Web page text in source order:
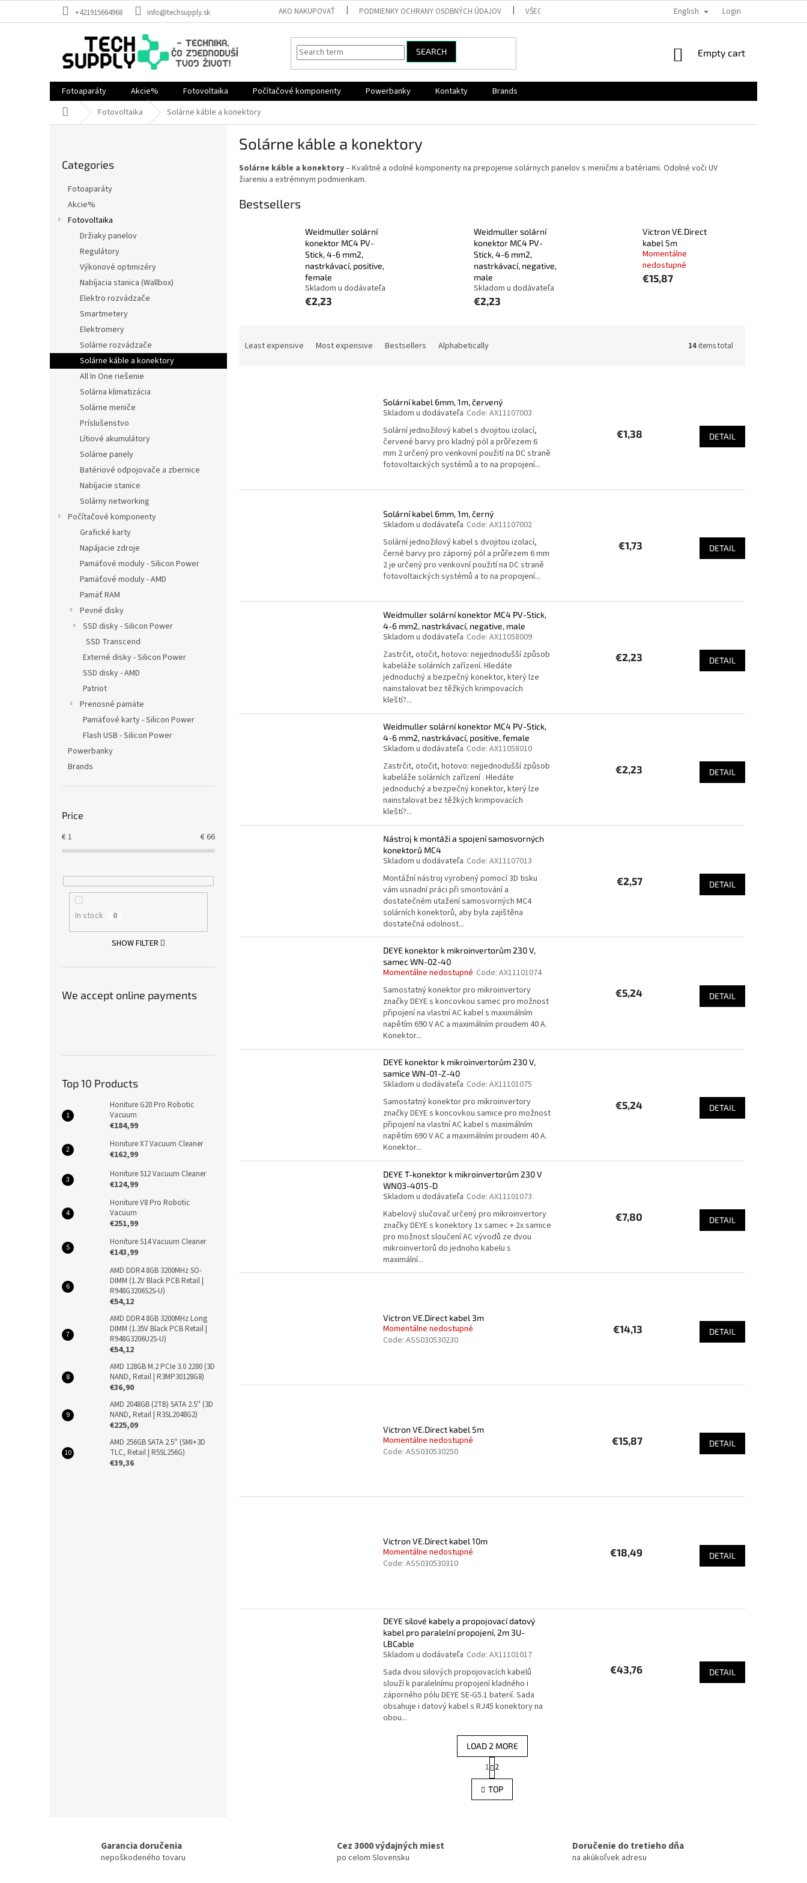
+421915664968 info@techsupply.sk AKO NAKUPOVAŤ PODMIENKY OCHRANY OSOBNÝCH ÚDAJOV VŠEOBECNÉ OBCHODNÉ PODMIENKY PRE E-SHOPY FORMULÁRE NA
English Login
SEARCH
SHOPPING
Empty cart
Fotoaparáty Akcie% Fotovoltaika Počítačové komponenty Powerbanky Kontakty
Brands
Home Fotovoltaika Solárne káble a konektory
categories
Categories
Fotoaparáty
Akcie%
Fotovoltaika
Držiaky panelov
Regulátory
Výkonové optimizéry
Nabíjacia stanica (Wallbox)
Elektro rozvádzače
Smartmetery
Elektromery
Solárne rozvádzače
Solárne káble a konektory
All In One riešenie
Solárna klimatizácia
Solárne meniče
Príslušenstvo
Lítiové akumulátory
Solárne panely
Batériové odpojovače a zbernice
Nabíjacie stanice
Solárny networking
Počítačové komponenty
Grafické karty
Napájacie zdroje
Pamäťové moduly - Silicon Power
Pamäťové moduly - AMD
Pamäť RAM
Pevné disky
SSD disky - Silicon Power
SSD Transcend
Externé disky - Silicon Power
SSD disky - AMD
Patriot
Prenosné pamäte
Pamäťové karty - Silicon Power
Flash USB - Silicon Power
Powerbanky
Brands
Price
€1 €66
In stock 0
SHOW FILTER
We accept online payments
Top 10 Products
Honiture G20 Pro Robotic
Vacuum
€184,99
Honiture X7 Vacuum Cleaner
€162,99
Honiture S12 Vacuum Cleaner
€124,99
Honiture V8 Pro Robotic
Vacuum
€251,99
Honiture S14 Vacuum Cleaner
€143,99
AMD DDR4 8GB 3200MHz SO-
DIMM (1.2V Black PCB Retail |
R948G3206S2S-U)
€54,12
AMD DDR4 8GB 3200MHz Long
DIMM (1.35V Black PCB Retail |
R948G3206U2S-U)
€54,12
AMD 128GB M.2 PCIe 3.0 2280 (3D
NAND, Retail | R3MP30128G8)
€36,90
AMD 2048GB (2TB) SATA 2.5'' (3D
NAND, Retail | R3SL2048G2)
€225,09
AMD 256GB SATA 2.5'' (SMI+3D
TLC, Retail | R5SL256G)
€39,36
Solárne káble a konektory
Solárne káble a konektory– Kvalitné a odolné komponenty na prepojenie solárnych panelov s meničmi a batériami. Odolné voči UV
žiareniu a extrémnym podmienkam.
Bestsellers
Weidmuller solární
konektor MC4 PV-
Stick, 4-6 mm2,
nastrkávací, positive,
female
Skladom u dodávateľa
€2,23
Weidmuller solární
konektor MC4 PV-
Stick, 4-6 mm2,
nastrkávací, negative,
male
Skladom u dodávateľa
€2,23
Victron VE.Direct
kabel 5m
Momentálne
nedostupné
€15,87
n
Least expensive Most expensive Bestsellers Alphabetically 14items total
o
Solární kabel 6mm, 1m, červený
Skladom u dodávateľa Code: AX11107003
Solární jednožilový kabel s dvojitou izolací,
červené barvy pro kladný pól a průřezem 6
mm 2 určený pro venkovní použití na DC straně
fotovoltaických systémů a to na propojení...
€1,38 DETAIL
Solární kabel 6mm, 1m, černý
Skladom u dodávateľa Code: AX11107002
Solární jednožilový kabel s dvojitou izolací,
černé barvy pro záporný pól a průřezem 6 mm
2 je určený pro venkovní použití na DC straně
fotovoltaických systémů a to na propojení...
€1,73 DETAIL
Weidmuller solární konektor MC4 PV-Stick,
4-6 mm2, nastrkávací, negative, male
Skladom u dodávateľa Code: AX11058009
Zastrčit, otočit, hotovo: nejjednodušší způsob
kabeláže solárních zařízení. Hledáte
jednoduchý a bezpečný konektor, který lze
nainstalovat bez těžkých krimpovacích
kleští?...
€2,23 DETAIL
Weidmuller solární konektor MC4 PV-Stick,
4-6 mm2, nastrkávací, positive, female
Skladom u dodávateľa Code: AX11058010
Zastrčit, otočit, hotovo: nejjednodušší způsob
kabeláže solárních zařízení . Hledáte
jednoduchý a bezpečný konektor, který lze
nainstalovat bez těžkých krimpovacích
kleští?...
€2,23 DETAIL
Nástroj k montáži a spojení samosvorných
konektorů MC4
Skladom u dodávateľa Code: AX11107013
Montážní nástroj vyrobený pomocí 3D tisku
vám usnadní práci při smontování a
dostatečném utažení samosvorných MC4
solárních konektorů, aby byla zajištěna
dostatečná odolnost...
€2,57 DETAIL
DEYE konektor k mikroinvertorům 230 V,
samec WN-02-40
Momentálne nedostupné Code: AX11101074
Samostatný konektor pro mikroinvertory
značky DEYE s koncovkou samec pro možnost
připojení na vlastní AC kabel s maximálním
napětím 690 V AC a maximálním proudem 40 A.
Konektor...
€5,24 DETAIL
DEYE konektor k mikroinvertorům 230 V,
samice WN-01-Z-40
Skladom u dodávateľa Code: AX11101075
Samostatný konektor pro mikroinvertory
značky DEYE s koncovkou samice pro možnost
připojení na vlastní AC kabel s maximálním
napětím 690 V AC a maximálním proudem 40 A.
Konektor...
€5,24 DETAIL
DEYE T-konektor k mikroinvertorům 230 V
WN03-4015-D
Skladom u dodávateľa Code: AX11101073
Kabelový slučovač určený pro mikroinvertory
značky DEYE s konektory 1x samec + 2x samice
pro možnost sloučení AC vývodů ze dvou
mikroinvertorů do jednoho kabelu s
maximální...
€7,80 DETAIL
Victron VE.Direct kabel 3m
Momentálne nedostupné
Code: ASS030530230
€14,13 DETAIL
Victron VE.Direct kabel 5m
Momentálne nedostupné
Code: ASS030530250
€15,87 DETAIL
Victron VE.Direct kabel 10m
Momentálne nedostupné
Code: ASS030530310
€18,49 DETAIL
DEYE silové kabely a propojovací datový
kabel pro paralelní propojení, 2m 3U-
LBCable
Skladom u dodávateľa Code: AX11101017
Sada dvou silových propojovacích kabelů
slouží k paralelnímu propojení kladného i
záporného pólu DEYE SE-G5.1 baterií. Sada
obsahuje i datový kabel s RJ45 konektory na
obou...
€43,76 DETAIL
L
i
s
LOAD 2 MORE
P
a
g
i
n
1 2
TOP
Garancia doručenia
nepoškodeného tovaru
Cez 3000 výdajných miest
po celom Slovensku
Doručenie do tretieho dňa
na akúkoľvek adresu